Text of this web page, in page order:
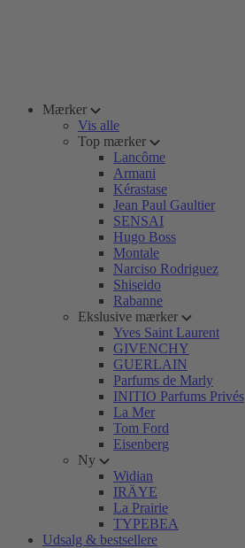
Mærker
Vis alle
Top mærker
Lancôme
Armani
Kérastase
Jean Paul Gaultier
SENSAI
Hugo Boss
Montale
Narciso Rodriguez
Shiseido
Rabanne
Ekslusive mærker
Yves Saint Laurent
GIVENCHY
GUERLAIN
Parfums de Marly
INITIO Parfums Privés
La Mer
Tom Ford
Eisenberg
Ny
Widian
IRÄYE
La Prairie
TYPEBEA
Udsalg & bestsellere